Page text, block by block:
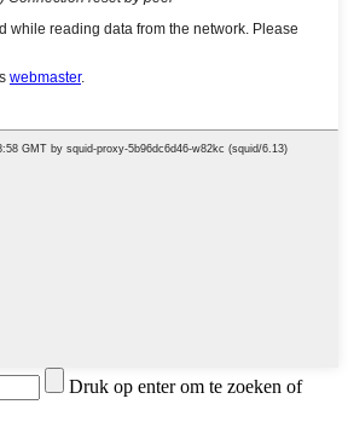
Druk op enter om te zoeken of